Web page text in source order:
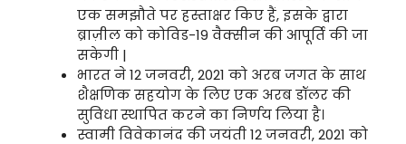
एक समझौते पर हस्ताक्षर किए हैं, इसके द्वारा
ब्राज़ील को कोविड-19 वैक्सीन की आपूर्ति की जा
सकेगी |
भारत ने 12 जनवरी, 2021 को अरब जगत के साथ
शैक्षणिक सहयोग के लिए एक अरब डॉलर की
सुविधा स्थापित करने का निर्णय लिया है।
स्वामी विवेकानंद की जयंती 12 जनवरी, 2021 को